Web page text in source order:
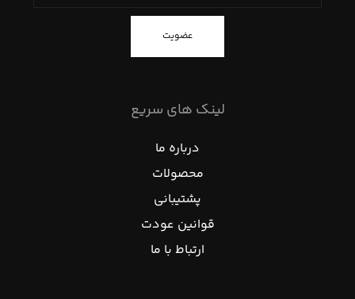
عضویت
لینک های سریع
درباره ما
محصولات
پشتیبانی
قوانین عودت
ارتباط با ما